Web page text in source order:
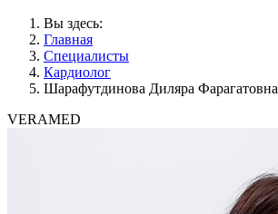
Вы здесь:
Главная
Специалисты
Кардиолог
Шарафутдинова Диляра Фарагатовна
VERAMED